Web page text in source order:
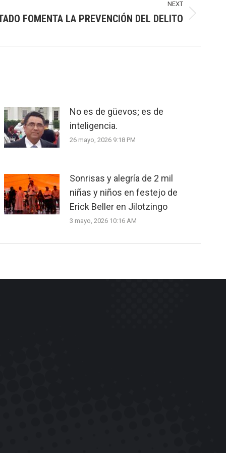
NEXT
FOMENTA LA PREVENCIÓN DEL DELITO
No es de güevos; es de
inteligencia.
26 mayo, 2026 9:18 PM
Sonrisas y alegría de 2 mil
niñas y niños en festejo de
Erick Beller en Jilotzingo
3 mayo, 2026 10:16 AM